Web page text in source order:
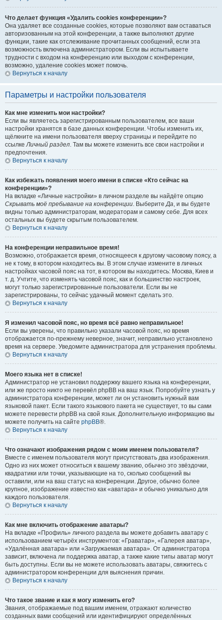
Что делает функция «Удалить cookies конференции»?
Она удаляет все созданные cookies, которые позволяют вам оставаться
авторизованным на этой конференции, а также выполняют другие
функции, такие как отслеживание прочитанных сообщений, если эта
возможность включена администратором. Если вы испытываете
трудности с входом на конференцию или выходом с конференции,
возможно, удаление cookies может помочь.
Вернуться к началу
Параметры и настройки пользователя
Как мне изменить мои настройки?
Если вы являетесь зарегистрированным пользователем, все ваши
настройки хранятся в базе данных конференции. Чтобы изменить их,
щёлкните на имени пользователя вверху страницы и перейдите по
ссылкеЛичный раздел. Там вы можете изменить все свои настройки и
предпочтения.
Вернуться к началу
Как избежать появления моего имени в списке «Кто сейчас на
конференции»?
На вкладке «Личные настройки» в личном разделе вы найдёте опцию
Скрывать моё пребывание на конференции. ВыберитеДа, и вы будете
видны только администраторам, модераторам и самому себе. Для всех
остальных вы будете скрытым пользователем.
Вернуться к началу
На конференции неправильное время!
Возможно, отображается время, относящееся к другому часовому поясу, а
не к тому, в котором находитесь вы. В этом случае измените в личных
настройках часовой пояс на тот, в котором вы находитесь: Москва, Киев и
т. д. Учтите, что изменять часовой пояс, как и большинство настроек,
могут только зарегистрированные пользователи. Если вы не
зарегистрированы, то сейчас удачный момент сделать это.
Вернуться к началу
Я изменил часовой пояс, но время всё равно неправильное!
Если вы уверены, что правильно указали часовой пояс, но время
отображается по-прежнему неверное, значит, неправильно установлено
время на сервере. Уведомите администратора для устранения проблемы.
Вернуться к началу
Моего языка нет в списке!
Администратор не установил поддержку вашего языка на конференции,
или же просто никто не перевёл phpBB на ваш язык. Попробуйте узнать у
администратора конференции, может ли он установить нужный вам
языковой пакет. Если такого языкового пакета не существует, то вы сами
можете перевести phpBB на свой язык. Дополнительную информацию вы
можете получить на сайте phpBB®.
Вернуться к началу
Что означают изображения рядом с моим именем пользователя?
Вместе с именем пользователя могут присутствовать два изображения.
Одно из них может относиться к вашему званию, обычно это звёздочки,
квадратики или точки, указывающие на то, сколько сообщений вы
оставили, или на ваш статус на конференции. Другое, обычно более
крупное, изображение известно как «аватара» и обычно уникально для
каждого пользователя.
Вернуться к началу
Как мне включить отображение аватары?
На вкладке «Профиль» личного раздела вы можете добавить аватару с
использованием четырёх инструментов: «Граватар», «Галерея аватар»,
«Удалённая аватара» или «Загружаемая аватара». От администратора
зависит, включена ли поддержка аватар, а также какие типы аватар могут
быть доступны. Если вы не можете использовать аватары, свяжитесь с
администратором конференции для выяснения причин.
Вернуться к началу
Что такое звание и как я могу изменить его?
Звания, отображаемые под вашим именем, отражают количество
созданных вами сообщений или идентифицируют определённых